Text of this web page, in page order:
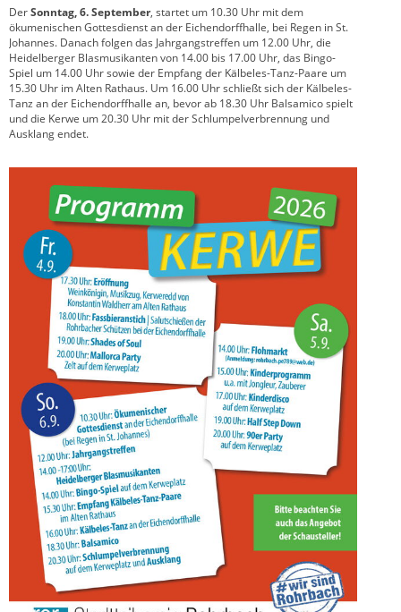
DerSonntag, 6. September, startet um 10.30 Uhr mit dem
ökumenischen Gottesdienst an der Eichendorffhalle, bei Regen in St.
Johannes. Danach folgen das Jahrgangstreffen um 12.00 Uhr, die
Heidelberger Blasmusikanten von 14.00 bis 17.00 Uhr, das Bingo-
Spiel um 14.00 Uhr sowie der Empfang der Kälbeles-Tanz-Paare um
15.30 Uhr im Alten Rathaus. Um 16.00 Uhr schließt sich der Kälbeles-
Tanz an der Eichendorffhalle an, bevor ab 18.30 Uhr Balsamico spielt
und die Kerwe um 20.30 Uhr mit der Schlumpelverbrennung und
Ausklang endet.